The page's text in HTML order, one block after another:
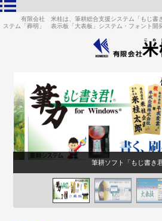
有限会社 米桂は、筆耕総合支援システム「もじ書
ステム「葬明」 表示板「大表板」システム・フォント開
筆耕ソフト「もじ書き